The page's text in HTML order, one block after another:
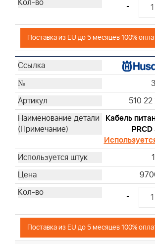
-
Поставка из EU до 5 месяцев 100%
3
510
Кабель
1
-
Поставка из EU до 5 месяцев 100%